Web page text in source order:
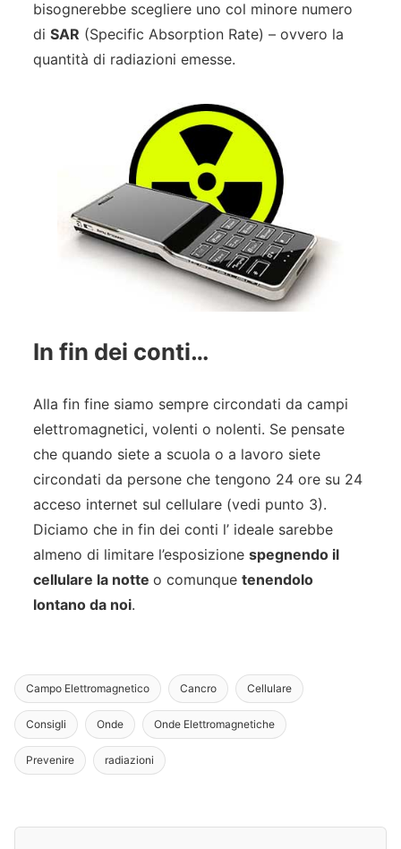
bisognerebbe scegliere uno col minore numero
di SAR (Specific Absorption Rate) – ovvero la
quantità di radiazioni emesse.
In fin dei conti…
Alla fin fine siamo sempre circondati da campi
elettromagnetici, volenti o nolenti. Se pensate
che quando siete a scuola o a lavoro siete
circondati da persone che tengono 24 ore su 24
acceso internet sul cellulare (vedi punto 3).
Diciamo che in fin dei conti l’ ideale sarebbe
almeno di limitare l’esposizione spegnendo il
cellulare la notte o comunque tenendolo
lontano da noi.
Campo Elettromagnetico Cancro Cellulare
Consigli Onde Onde Elettromagnetiche
Prevenire radiazioni